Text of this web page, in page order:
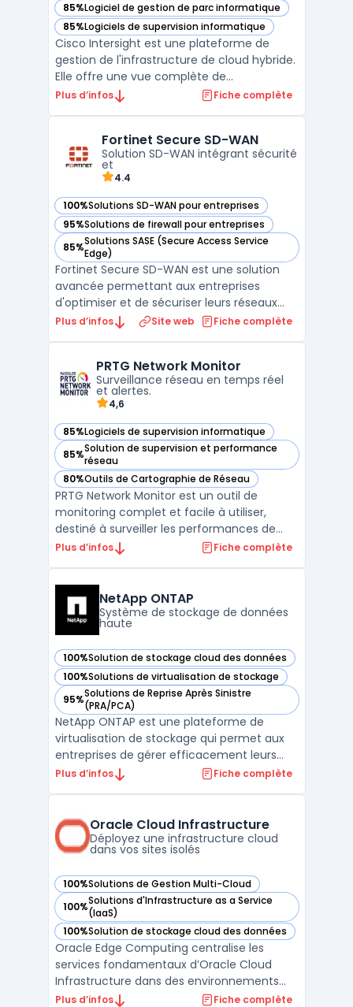
85%Logiciel de gestion de parc informatique
— voir Cisco Intersight dans cette catégorie
85%Logiciels de supervision informatique
— voir Cisco Intersight dans cette catégorie
Cisco Intersight est une plateforme de
gestion de l'infrastructure de cloud hybride.
Elle offre une vue complète de
l'infrastructure, permettant aux utilisateurs
La plateforme offre également des
fonctionna ...
Plus d’infos Fiche complète
Fortinet Secure SD-WAN
Solution SD-WAN intégrant sécurité
et
4.4
100%Solutions SD-WAN pour entreprises
— voir Fortinet Secure SD-WAN dans cette catégorie
95%Solutions de firewall pour entreprises
— voir Fortinet Secure SD-WAN dans cette catégorie
85%Solutions SASE (Secure Access Service
Edge)
— voir Fortinet Secure SD-WAN dans cette catégorie
Fortinet Secure SD-WAN est une solution
avancée permettant aux entreprises
d'optimiser et de sécuriser leurs réseaux
étendus (Wide Area Networks). Intégrant
assure une connectivité fiable et
performante tout en protégeant ...
Plus d’infos Site web Fiche complète
PRTG Network Monitor
Surveillance réseau en temps réel
et alertes.
4,6
85%Logiciels de supervision informatique
— voir PRTG Network Monitor dans cette catégorie
85%Solution de supervision et performance
réseau
— voir PRTG Network Monitor dans cette catégorie
80%Outils de Cartographie de Réseau
— voir PRTG Network Monitor dans cette catégorie
PRTG Network Monitor est un outil de
monitoring complet et facile à utiliser,
destiné à surveiller les performances de
votre réseau. Il fournit une vue d'ensemble
ordinateurs, les commutateurs et les
routeurs. Vous pouvez survei ...
Plus d’infos Fiche complète
NetApp ONTAP
Système de stockage de données
haute
100%Solution de stockage cloud des données
— voir NetApp ONTAP dans cette catégorie
100%Solutions de virtualisation de stockage
— voir NetApp ONTAP dans cette catégorie
95%Solutions de Reprise Après Sinistre
(PRA/PCA)
— voir NetApp ONTAP dans cette catégorie
NetApp ONTAP est une plateforme de
virtualisation de stockage qui permet aux
entreprises de gérer efficacement leurs
ressources de stockage. Grâce à sa
élevée et une scalabilité linéaire. La
plateforme prend en charg ...
Plus d’infos Fiche complète
Oracle Cloud Infrastructure
Déployez une infrastructure cloud
dans vos sites isolés
100%Solutions de Gestion Multi-Cloud
— voir Oracle Cloud Infrastructure dans cette catégorie
100%Solutions d'Infrastructure as a Service
(IaaS)
— voir Oracle Cloud Infrastructure dans cette catégorie
100%Solution de stockage cloud des données
— voir Oracle Cloud Infrastructure dans cette catégorie
Oracle Edge Computing centralise les
services fondamentaux d’Oracle Cloud
Infrastructure dans des environnements
distribués, sur site ou isolés. Les entreprises
Plus d’infos Fiche complète